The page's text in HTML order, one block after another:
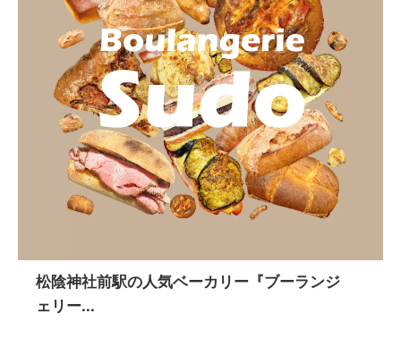
松陰神社前駅の人気ベーカリー『ブーランジ
ェリー...